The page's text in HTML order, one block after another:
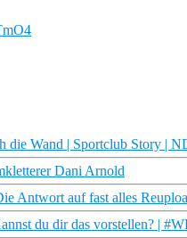
die Wand | Sportclub Story |
Dani Arnold
Antwort auf fast alles
du dir das vorstellen? |